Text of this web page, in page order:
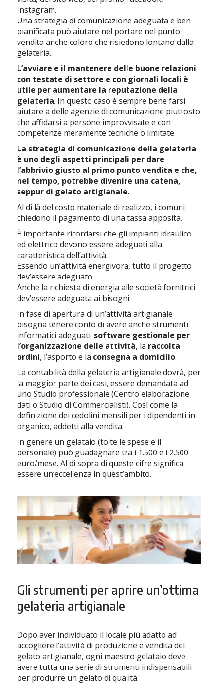
Instagram.
Una strategia di comunicazione adeguata e ben
pianificata può aiutare nel portare nel punto
vendita anche coloro che risiedono lontano dalla
gelateria.
L’avviare e il mantenere delle buone relazioni
con testate di settore e con giornali locali è
utile per aumentare la reputazione della
gelateria. In questo caso è sempre bene farsi
aiutare a delle agenzie di comunicazione piuttosto
che affidarsi a persone improvvisate e con
competenze meramente tecniche o limitate.
La strategia di comunicazione della gelateria
è uno degli aspetti principali per dare
l’abbrivio giusto al primo punto vendita e che,
nel tempo, potrebbe divenire una catena,
seppur di gelato artigianale.
Al di là del costo materiale di realizzo, i comuni
chiedono il pagamento di una tassa apposita.
È importante ricordarsi che gli impianti idraulico
ed elettrico devono essere adeguati alla
caratteristica dell’attività.
Essendo un’attività energivora, tutto il progetto
dev’essere adeguato.
Anche la richiesta di energia alle società fornitrici
dev’essere adeguata ai bisogni.
In fase di apertura di un’attività artigianale
bisogna tenere conto di avere anche strumenti
informatici adeguati: software gestionale per
l’organizzazione delle attività, la raccolta
ordini, l’asporto e la consegna a domicilio.
La contabilità della gelateria artigianale dovrà, per
la maggior parte dei casi, essere demandata ad
uno Studio professionale (Centro elaborazione
dati o Studio di Commercialisti). Così come la
definizione dei cedolini mensili per i dipendenti in
organico, addetti alla vendita.
In genere un gelataio (tolte le spese e il
personale) può guadagnare tra i 1.500 e i 2.500
euro/mese. Al di sopra di queste cifre significa
essere un’eccellenza in quest’ambito.
Gli strumenti per aprire un’ottima
gelateria artigianale
Dopo aver individuato il locale più adatto ad
accogliere l’attività di produzione e vendita del
gelato artigianale, ogni maestro gelataio deve
avere tutta una serie di strumenti indispensabili
per produrre un gelato di qualità.